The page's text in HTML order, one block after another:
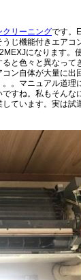
クリーニングです。
じ機能付きエアコ
になります。
と色々と異なって
ン自体が大量に出
。マニュアル道理
すね。私もそんな
しています。実は